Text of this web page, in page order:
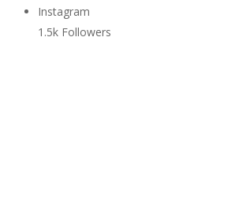
Instagram
1.5k Followers